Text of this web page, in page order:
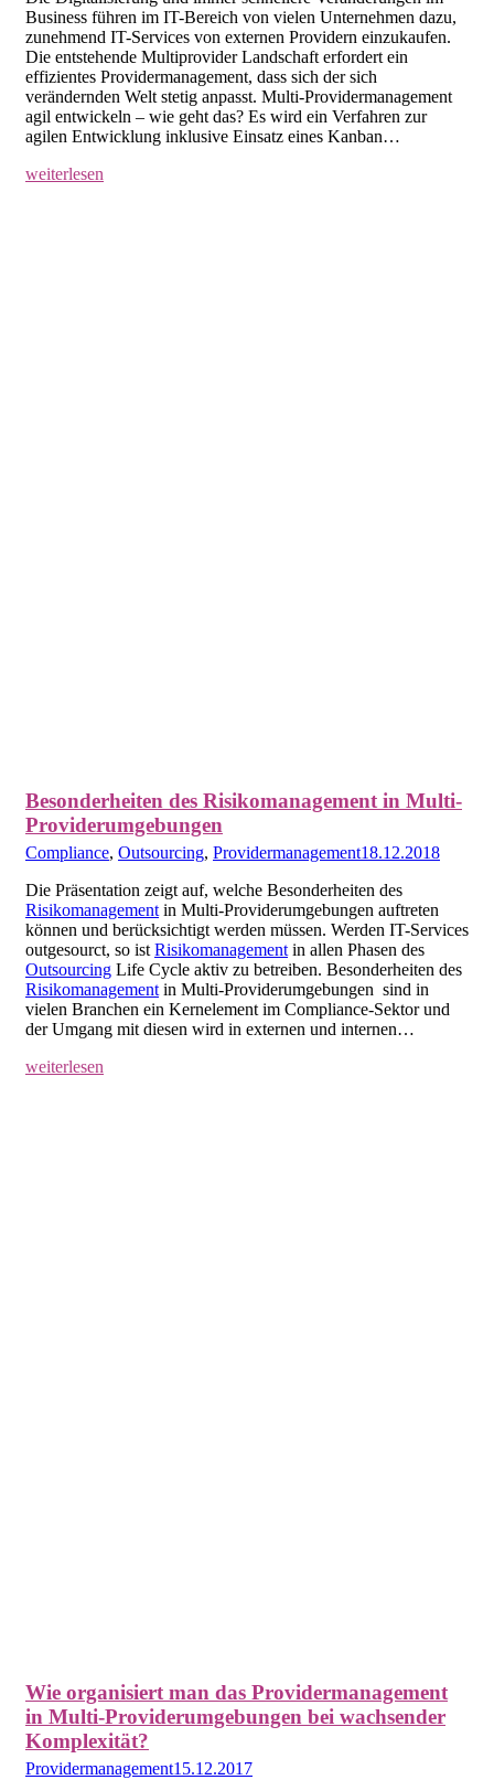
Business führen im IT-Bereich von vielen Unternehmen dazu,
zunehmend IT-Services von externen Providern einzukaufen.
Die entstehende Multiprovider Landschaft erfordert ein
effizientes Providermanagement, dass sich der sich
verändernden Welt stetig anpasst. Multi-Providermanagement
agil entwickeln – wie geht das? Es wird ein Verfahren zur
agilen Entwicklung inklusive Einsatz eines Kanban…
weiterlesen
Besonderheiten des Risikomanagement in Multi-
Providerumgebungen
Compliance, Outsourcing, Providermanagement18.12.2018
Die Präsentation zeigt auf, welche Besonderheiten des
Risikomanagement in Multi-Providerumgebungen auftreten
können und berücksichtigt werden müssen. Werden IT-Services
outgesourct, so ist Risikomanagement in allen Phasen des
Outsourcing Life Cycle aktiv zu betreiben. Besonderheiten des
Risikomanagement in Multi-Providerumgebungen sind in
vielen Branchen ein Kernelement im Compliance-Sektor und
der Umgang mit diesen wird in externen und internen…
weiterlesen
Wie organisiert man das Providermanagement
in Multi-Providerumgebungen bei wachsender
Komplexität?
Providermanagement15.12.2017